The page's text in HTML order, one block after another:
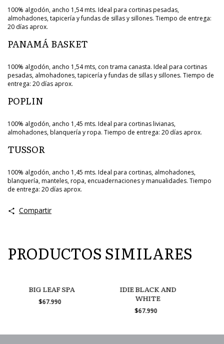
100% algodón, ancho 1,54 mts. Ideal para cortinas pesadas,
almohadones, tapicería y fundas de sillas y sillones. Tiempo de entrega:
20 días aprox.
PANAMÁ BASKET
100% algodón, ancho 1,54 mts, con trama canasta. Ideal para cortinas
pesadas, almohadones, tapicería y fundas de sillas y sillones. Tiempo de
entrega: 20 días aprox.
POPLIN
100% algodón, ancho 1,45 mts. Ideal para cortinas livianas,
almohadones, blanquería y ropa. Tiempo de entrega: 20 días aprox.
TUSSOR
100% algodón, ancho 1,45 mts. Ideal para cortinas, almohadones,
blanquería, manteles, ropa, encuadernaciones y manualidades. Tiempo
de entrega: 20 días aprox.
Compartir
PRODUCTOS SIMILARES
BIG LEAF SPA
$67.990
IDIE BLACK AND
WHITE
$67.990